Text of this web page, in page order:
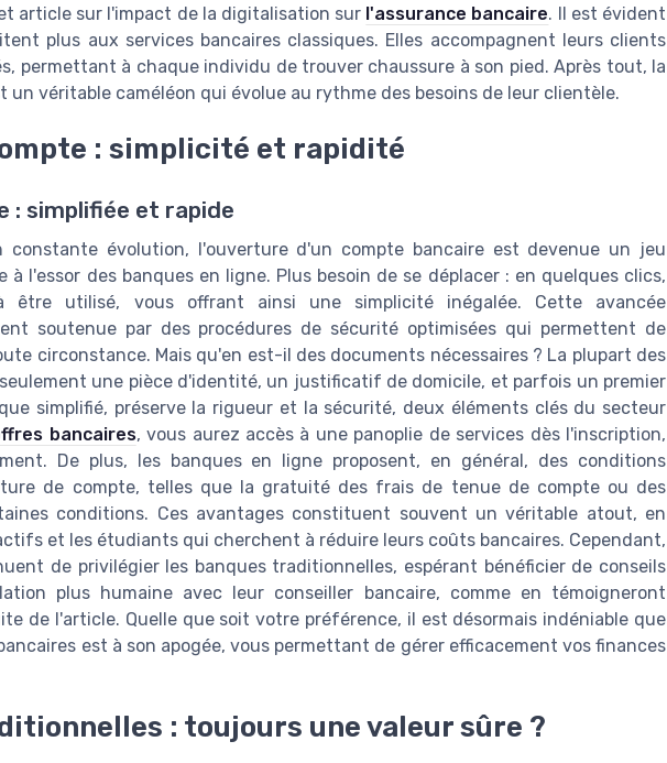
article sur l'impact de la digitalisation sur l'assurance bancaire. Il est évident
plus aux services bancaires classiques. Elles accompagnent leurs clients
permettant à chaque individu de trouver chaussure à son pied. Après tout, la
un véritable caméléon qui évolue au rythme des besoins de leur clientèle.
: simplicité et rapidité
: simplifiée et rapide
constante évolution, l'ouverture d'un compte bancaire est devenue un jeu
l'essor des banques en ligne. Plus besoin de se déplacer : en quelques clics,
utilisé, vous offrant ainsi une simplicité inégalée. Cette avancée
soutenue par des procédures de sécurité optimisées qui permettent de
circonstance. Mais qu'en est-il des documents nécessaires ? La plupart des
une pièce d'identité, un justificatif de domicile, et parfois un premier
simplifié, préserve la rigueur et la sécurité, deux éléments clés du secteur
bancaires, vous aurez accès à une panoplie de services dès l'inscription,
De plus, les banques en ligne proposent, en général, des conditions
de compte, telles que la gratuité des frais de tenue de compte ou des
conditions. Ces avantages constituent souvent un véritable atout, en
et les étudiants qui cherchent à réduire leurs coûts bancaires. Cependant,
de privilégier les banques traditionnelles, espérant bénéficier de conseils
plus humaine avec leur conseiller bancaire, comme en témoigneront
de l'article. Quelle que soit votre préférence, il est désormais indéniable que
est à son apogée, vous permettant de gérer efficacement vos finances
: toujours une valeur sûre ?